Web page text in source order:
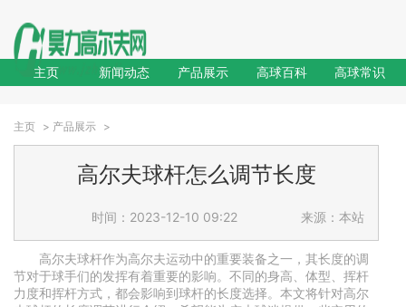
主页 新闻动态 产品展示 高球百科 高球常识
主页 > 产品展示 >
高尔夫球杆怎么调节长度
时间：2023-12-10 09:22 来源：本站
高尔夫球杆作为高尔夫运动中的重要装备之一，其长度的调
节对于球手们的发挥有着重要的影响。不同的身高、体型、挥杆
力度和挥杆方式，都会影响到球杆的长度选择。本文将针对高尔